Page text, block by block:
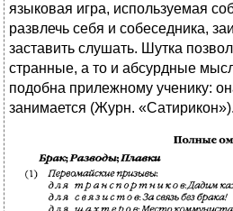
языковая игра, используемая
развлечь себя и собеседника,
заставить слушать. Шутка
странные, а то и абсурдные
подобна прилежному ученику:
занимается (Журн. «Сатирикон»).